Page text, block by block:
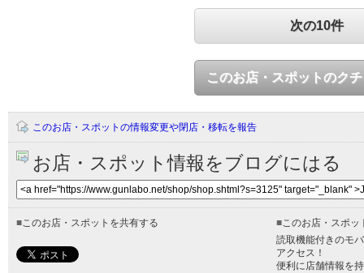
次の10件
このお店・スポットのク
このお店・スポットの情報変更や閉店・移転を報告
お店・スポット情報をブログにはる
■このお店・スポットを共有する ■このお店・スポッ
読取機能付きのモ
アクセス！
便利に店舗情報を